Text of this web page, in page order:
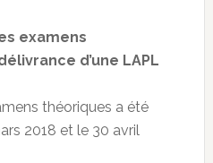
examens
d’une LAPL
théoriques a été
2018 et le 30 avril